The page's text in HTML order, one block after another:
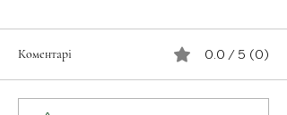
Коментарі 0.0 / 5 (0)